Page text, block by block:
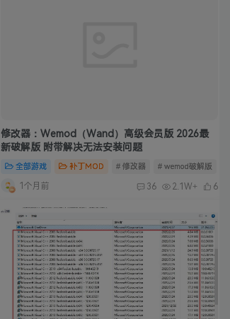
修改器：Wemod（Wand）高级会员版 2026最新破解版 附带解决无法安装问题
修改器：Wemod（Wand）高级会员版 2026最
新破解版 附带解决无法安装问题
全部游戏 补丁MOD # 修改器 # wemod破解版
1个月前 36 2.1W+ 6